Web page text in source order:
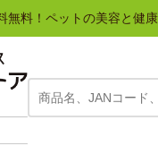
料！ペットの美容と健